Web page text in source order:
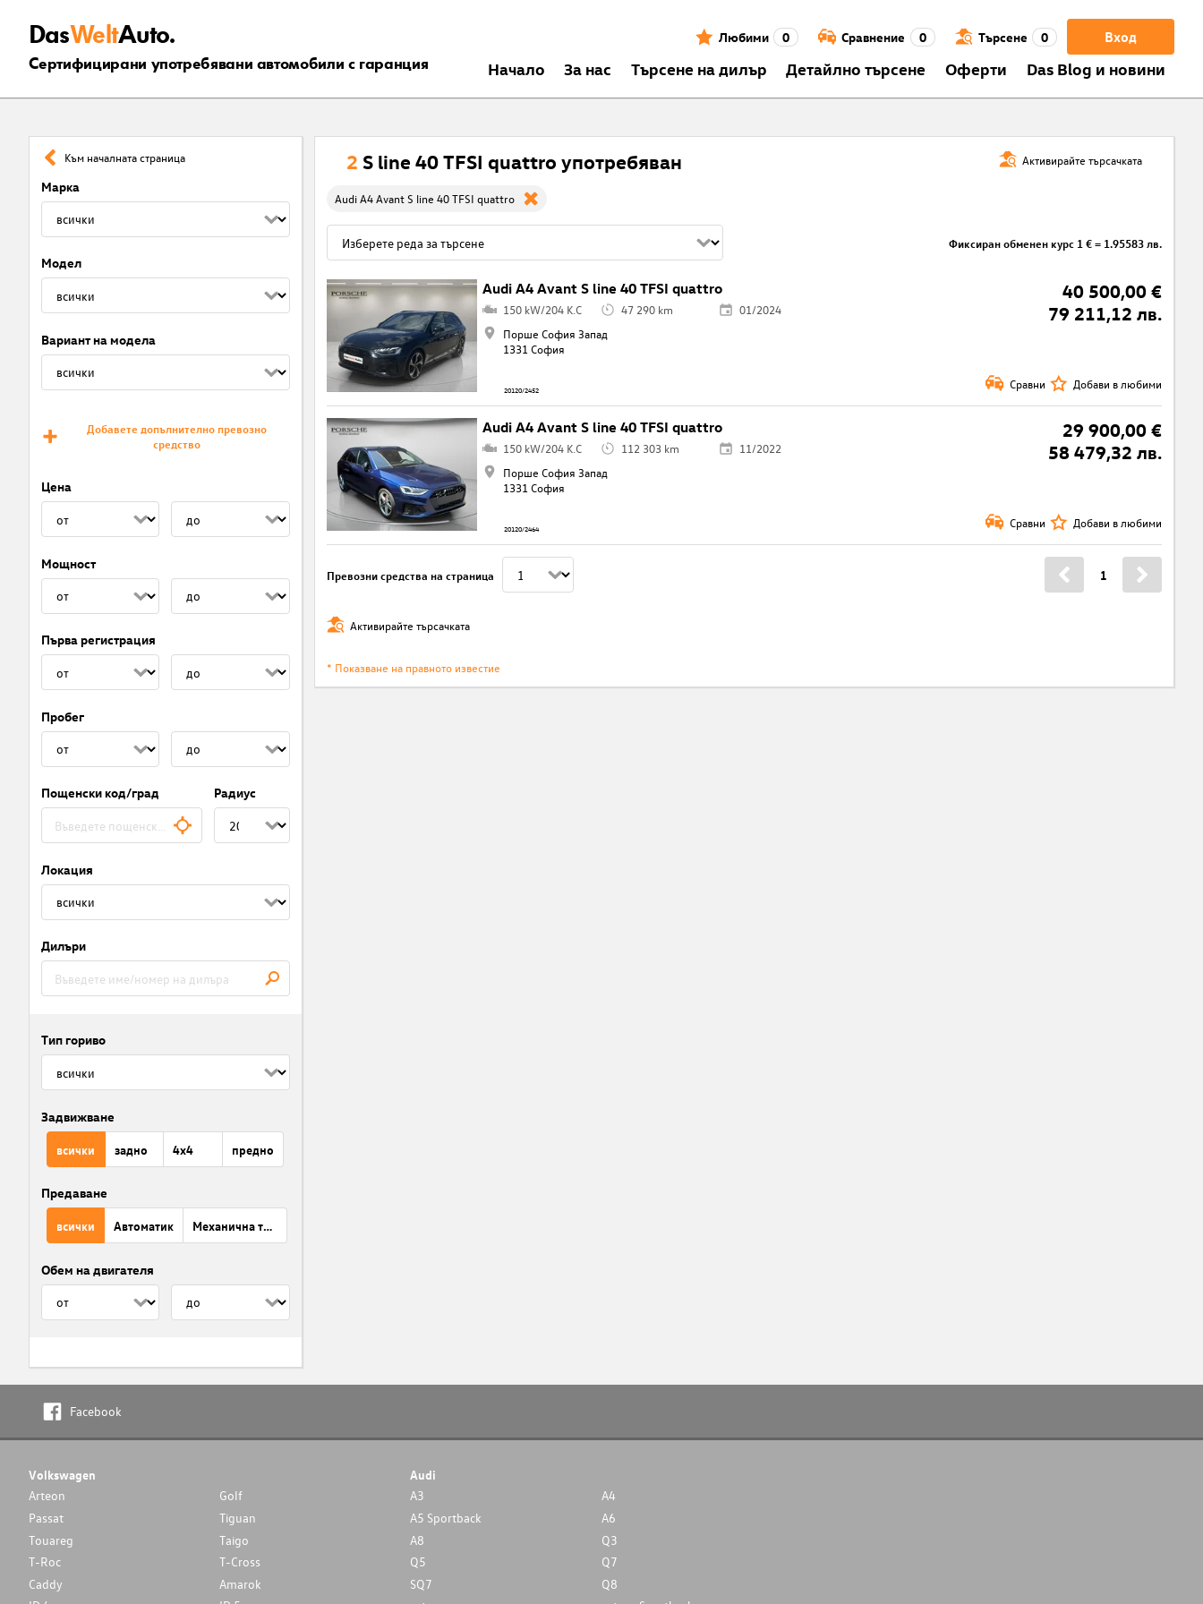
DasWeltAuto.
Сертифицирани употребявани автомобили с гаранция
Вход
Любими 0 Сравнение 0 Търсене 0
Началo За нас Търсене на дилър Детайлно търсене Оферти Das Blog и новини
Към началната страница
Марка
Модел
Вариант на модела
Добавете допълнително превозно
средство
Цена
Мощност
Първа регистрация
Пробег
Пощенски код/град Радиус
Локация
Дилъри
Тип гориво
Задвижване
всички задно 4x4 предно
Предаване
всички Автоматик Механична трансмисия
Обем на двигателя
Активирайте търсачката
2 S line 40 TFSI quattro употребяван
Audi A4 Avant S line 40 TFSI quattro
Фиксиран обменен курс 1 € = 1.95583 лв.
Audi A4 Avant S line 40 TFSI quattro
40 500,00 €
79 211,12 лв.
150 kW/204 K.C 47 290 km
01/2024
Порше София Запад
1331 София
20120/2452 Сравни Добави в любими
Audi A4 Avant S line 40 TFSI quattro
29 900,00 €
58 479,32 лв.
150 kW/204 K.C 112 303 km
11/2022
Порше София Запад
1331 София
20120/2464 Сравни Добави в любими
Превозни средства на страница 1
Активирайте търсачката
* Показване на правното известие
Facebook
Volkswagen
Arteon
Golf
Passat
Tiguan
Touareg
Taigo
T-Roc
T-Cross
Caddy
Amarok
Audi
A3
A4
A5 Sportback
A6
A8
Q3
Q5
Q7
SQ7
Q8